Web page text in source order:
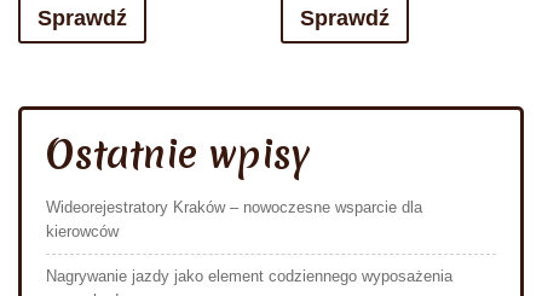
Sprawdź Sprawdź
Ostatnie wpisy
Wideorejestratory Kraków – nowoczesne wsparcie dla
kierowców
Nagrywanie jazdy jako element codziennego wyposażenia